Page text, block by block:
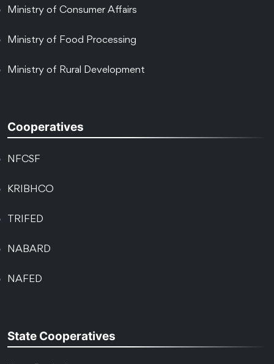
Ministry of Consumer Affairs
Ministry of Food Processing
Ministry of Rural Development
Cooperatives
NFCSF
KRIBHCO
TRIFED
NABARD
NAFED
State Cooperatives